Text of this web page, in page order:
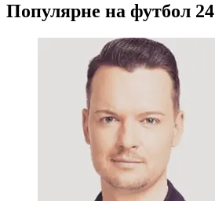
Популярне на футбол 24